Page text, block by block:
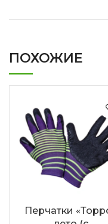
ПОХОЖИЕ
Перчатки